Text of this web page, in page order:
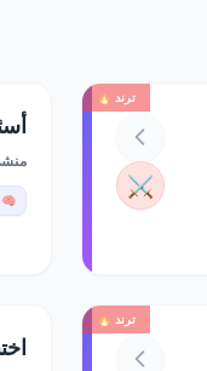
ترند 🔥
⚔️
ترند 🔥